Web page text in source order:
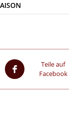
Teile auf
Facebook